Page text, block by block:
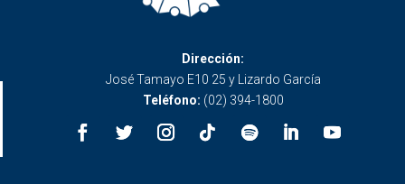
Dirección:
José Tamayo E10 25 y Lizardo García
Teléfono: (02) 394-1800